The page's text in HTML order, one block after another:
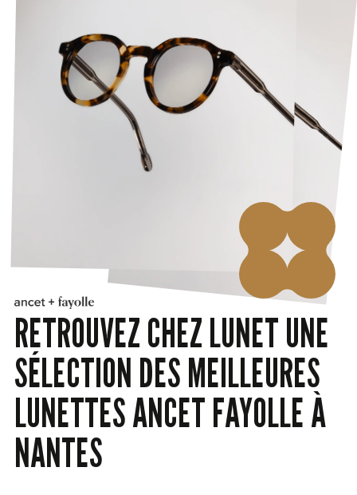
RETROUVEZ CHEZ LUNET UNE
SÉLECTION DES MEILLEURES
LUNETTES ANCET FAYOLLE À
NANTES